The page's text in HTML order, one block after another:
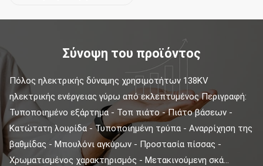
Σύνοψη του προϊόντος
Πόλος ηλεκτρικής δύναμης χρησιμοτήτων 138KV
ηλεκτρικής ενέργειας γύρω από εκλεπτυμένος Περιγραφή:
Τυποποιημένο εξάρτημα - Τοπ πιάτο - Πιάτο βάσεων -
Κατώτατη λουρίδα - Τυποποιημένη τρύπα - Αναρρίχηση της
βαθμίδας - Μπουλόνι αγκύρων - Προστασία πίσσας -
Χρωματισμένος χαρακτηρισμός - Μετακινούμενη σκά...